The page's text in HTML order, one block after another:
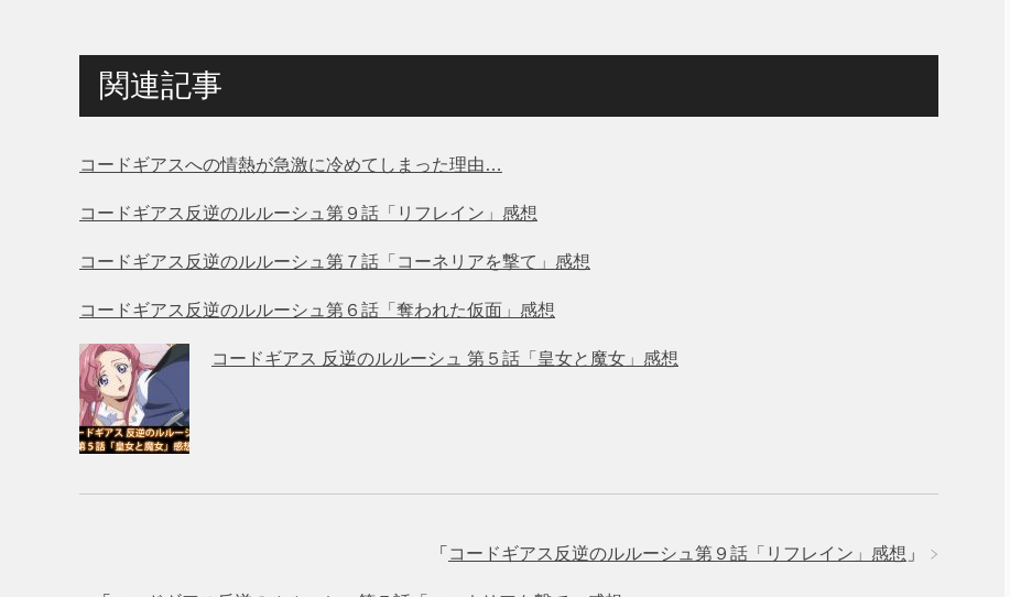
関連記事
コードギアスへの情熱が急激に冷めてしまった理由…
コードギアス反逆のルルーシュ第９話「リフレイン」感想
コードギアス反逆のルルーシュ第７話「コーネリアを撃て」感想
コードギアス反逆のルルーシュ第６話「奪われた仮面」感想
コードギアス 反逆のルルーシュ 第５話「皇女と魔女」感想
「 コードギアス反逆のルルーシュ第９話「リフレイン」感想 」